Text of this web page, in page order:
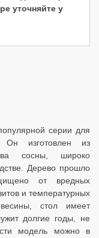
уточняйте у
серии для
изготовлен из
сосны, широко
Дерево прошло
от вредных
и температурных
стол имеет
долгие годы, не
модель можно в